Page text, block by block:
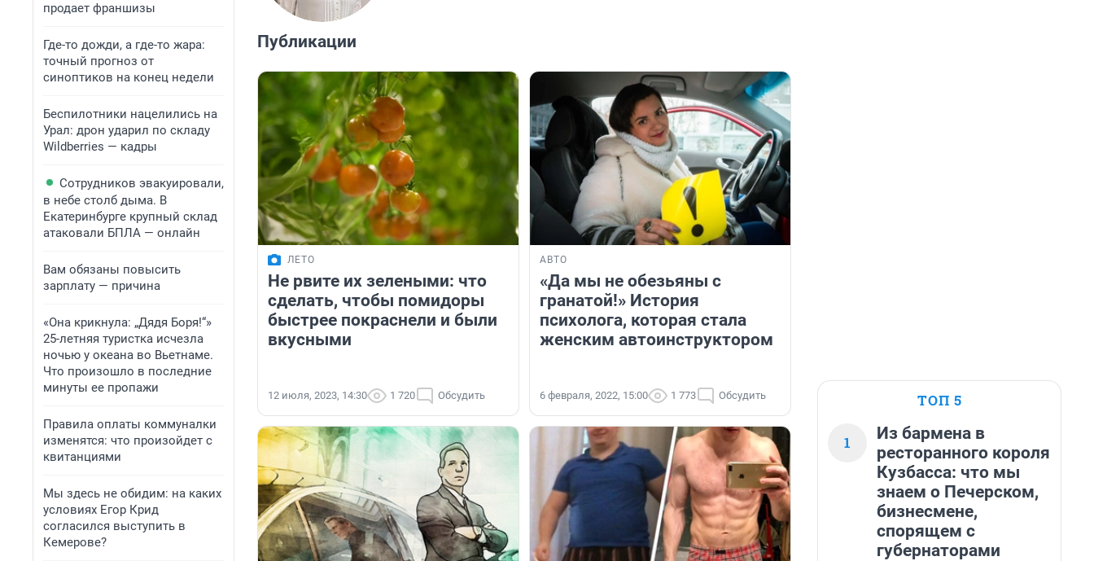
продает франшизы
Где-то дожди, а где-то жара:
точный прогноз от
синоптиков на конец недели
Беспилотники нацелились на
Урал: дрон ударил по складу
Wildberries — кадры
Сотрудников эвакуировали,
в небе столб дыма. В
Екатеринбурге крупный склад
атаковали БПЛА — онлайн
Вам обязаны повысить
зарплату — причина
«Она крикнула: „Дядя Боря!“»
25-летняя туристка исчезла
ночью у океана во Вьетнаме.
Что произошло в последние
минуты ее пропажи
Правила оплаты коммуналки
изменятся: что произойдет с
квитанциями
Мы здесь не обидим: на каких
условиях Егор Крид
согласился выступить в
Кемерове?
Публикации
ЛЕТО
Не рвите их зелеными: что
сделать, чтобы помидоры
быстрее покраснели и были
вкусными
12 июля, 2023, 14:30 1 720 Обсудить
АВТО
«Да мы не обезьяны с
гранатой!» История
психолога, которая стала
женским автоинструктором
6 февраля, 2022, 15:00 1 773 Обсудить ТОП 5
1
Из бармена в
ресторанного короля
Кузбасса: что мы
знаем о Печерском,
бизнесмене,
спорящем с
губернаторами